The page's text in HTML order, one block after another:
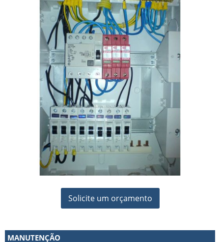
Solicite um orçamento
MANUTENÇÃO